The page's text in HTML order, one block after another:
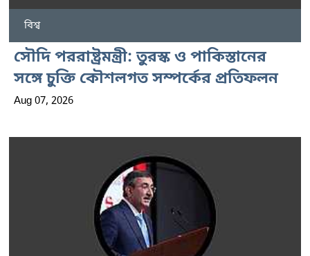
বিশ্ব
সৌদি পররাষ্ট্রমন্ত্রী: তুরস্ক ও পাকিস্তানের
সঙ্গে চুক্তি কৌশলগত সম্পর্কের প্রতিফলন
Aug 07, 2026